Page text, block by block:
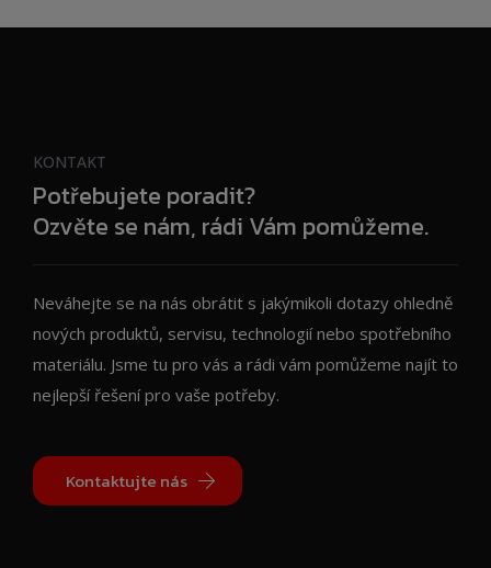
KONTAKT
Potřebujete poradit?
Ozvěte se nám, rádi Vám pomůžeme.
Neváhejte se na nás obrátit s jakýmikoli dotazy ohledně
nových produktů, servisu, technologií nebo spotřebního
materiálu. Jsme tu pro vás a rádi vám pomůžeme najít to
nejlepší řešení pro vaše potřeby.
Kontaktujte nás